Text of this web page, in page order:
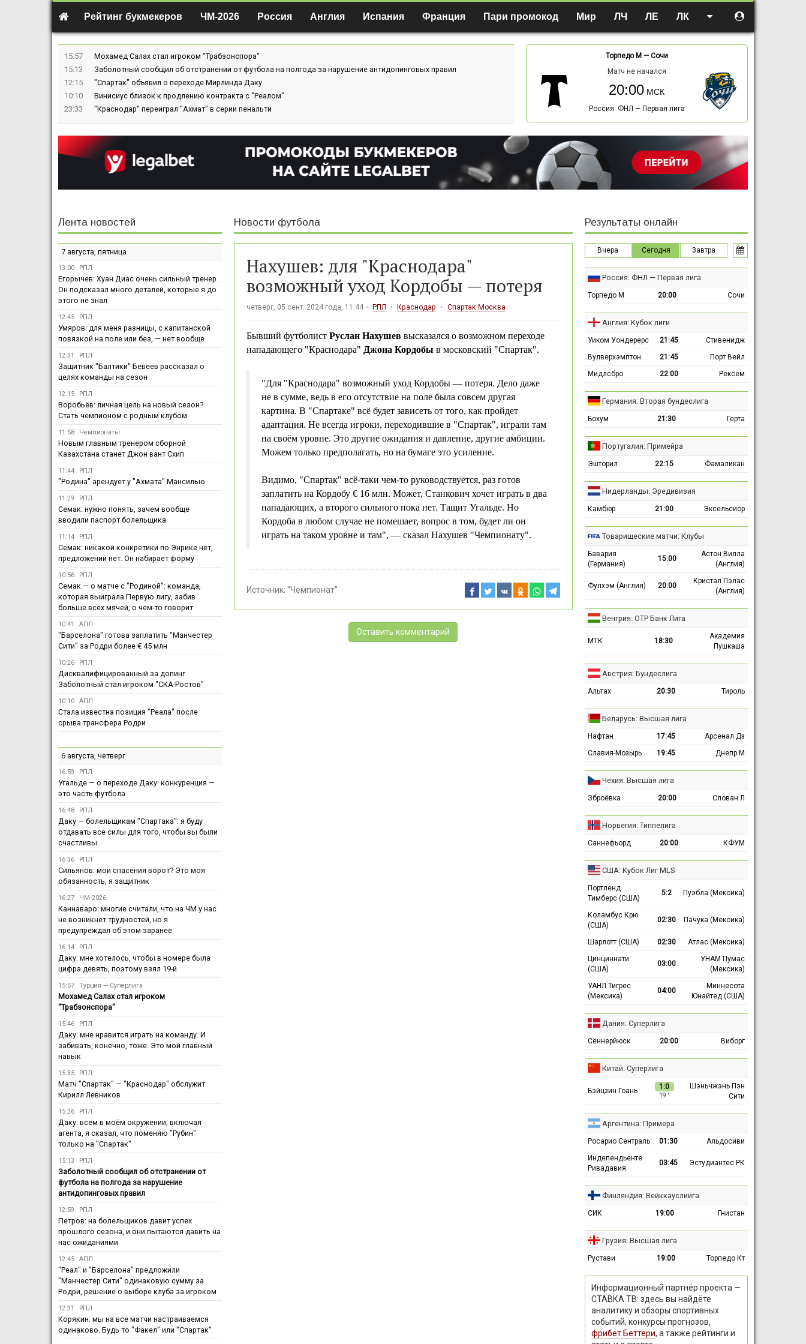
Рейтинг букмекеров ЧМ-2026 Россия Англия Испания Франция Пари промокод Мир ЛЧ ЛЕ ЛК
15:57
Мохамед Салах стал игроком "Трабзонспора"
15:13
Заболотный сообщил об отстранении от футбола на полгода за нарушение антидопинговых правил
12:15
"Спартак" объявил о переходе Мирлинда Даку
10:10
Винисиус близок к продлению контракта с "Реалом"
23:33
"Краснодар" переиграл "Ахмат" в серии пенальти
Торпедо М — Сочи
Матч не начался
20:00
Россия: ФНЛ — Первая лига
Новости футбола
Нахушев: для "Краснодара"
возможный уход Кордобы — потеря
четверг, 05 сент. 2024 года, 11:44 РПЛ Краснодар Спартак Москва
Бывший футболист Руслан Нахушеввысказался о возможном переходе
нападающего "Краснодара" Джона Кордобы в московский "Спартак".
"Для "Краснодара" возможный уход Кордобы — потеря. Дело даже
не в сумме, ведь в его отсутствие на поле была совсем другая
картина. В "Спартаке" всё будет зависеть от того, как пройдет
адаптация. Не всегда игроки, переходившие в "Спартак", играли там
на своём уровне. Это другие ожидания и давление, другие амбиции.
Можем только предполагать, но на бумаге это усиление.
Видимо, "Спартак" всё-таки чем-то руководствуется, раз готов
заплатить на Кордобу € 16 млн. Может, Станкович хочет играть в два
нападающих, а второго сильного пока нет. Тащит Угальде. Но
Кордоба в любом случае не помешает, вопрос в том, будет ли он
играть на таком уровне и там", — сказал Нахушев "Чемпионату".
Источник: "Чемпионат"
Оставить комментарий
Лента новостей
7 августа, пятница
13:00 РПЛ
Егорычев: Хуан Диас очень сильный тренер.
Он подсказал много деталей, которые я до
этого не знал
12:45 РПЛ
Умяров: для меня разницы, с капитанской
повязкой на поле или без, — нет вообще
12:31 РПЛ
Защитник "Балтики" Бевеев рассказал о
целях команды на сезон
12:15 РПЛ
Воробьёв: личная цель на новый сезон?
Стать чемпионом с родным клубом
11:58 Чемпионаты
Новым главным тренером сборной
Казахстана станет Джон вант Схип
11:44 РПЛ
"Родина" арендует у "Ахмата" Мансилью
11:29 РПЛ
Семак: нужно понять, зачем вообще
вводили паспорт болельщика
11:14 РПЛ
Семак: никакой конкретики по Энрике нет,
предложений нет. Он набирает форму
10:56 РПЛ
Семак — о матче с "Родиной": команда,
которая выиграла Первую лигу, забив
больше всех мячей, о чём-то говорит
10:41 АПЛ
"Барселона" готова заплатить "Манчестер
Сити" за Родри более € 45 млн
10:26 РПЛ
Дисквалифицированный за допинг
Заболотный стал игроком "СКА-Ростов"
10:10 АПЛ
Стала известна позиция "Реала" после
срыва трансфера Родри
6 августа, четверг
16:59 РПЛ
Угальде — о переходе Даку: конкуренция —
это часть футбола
16:48 РПЛ
Даку — болельщикам "Спартака": я буду
отдавать все силы для того, чтобы вы были
счастливы
16:36 РПЛ
Сильянов: мои спасения ворот? Это моя
обязанность, я защитник
16:27 ЧМ-2026
Каннаваро: многие считали, что на ЧМ у нас
не возникнет трудностей, но я
предупреждал об этом заранее
16:14 РПЛ
Даку: мне хотелось, чтобы в номере была
цифра девять, поэтому взял 19-й
15:57 Турция — Суперлига
Мохамед Салах стал игроком
"Трабзонспора"
15:46 РПЛ
Даку: мне нравится играть на команду. И
забивать, конечно, тоже. Это мой главный
навык
15:35 РПЛ
Матч "Спартак" — "Краснодар" обслужит
Кирилл Левников
15:26 РПЛ
Даку: всем в моём окружении, включая
агента, я сказал, что поменяю "Рубин"
только на "Спартак"
15:13 РПЛ
Заболотный сообщил об отстранении от
футбола на полгода за нарушение
антидопинговых правил
12:59 РПЛ
Петров: на болельщиков давит успех
прошлого сезона, и они пытаются давить на
нас ожиданиями
12:45 АПЛ
"Реал" и "Барселона" предложили
"Манчестер Сити" одинаковую сумму за
Родри, решение о выборе клуба за игроком
12:31 РПЛ
Корякин: мы на все матчи настраиваемся
одинаково. Будь то "Факел" или "Спартак"
Результаты онлайн
Вчера Сегодня Завтра
Россия: ФНЛ — Первая лига
Торпедо М 20:00 Сочи
Англия: Кубок лиги
Уиком Уондерерс 21:45
Стивенидж
Вулверхэмптон
21:45
Порт Вейл
Мидлсбро
22:00 Рексем
Германия: Вторая бундеслига
Бохум 21:30 Герта
Португалия: Примейра
Эшторил 22:15 Фамаликан
Нидерланды: Эредивизия
Камбюр 21:00 Эксельсиор
Товарищеские матчи: Клубы
Бавария
(Германия)
15:00
Астон Вилла
(Англия)
Фулхэм (Англия) 20:00
Кристал Пэлас
(Англия)
Венгрия: ОТР Банк Лига
МТК 18:30
Академия
Пушкаша
Австрия: Бундеслига
Альтах 20:30 Тироль
Беларусь: Высшая лига
Нафтан 17:45
Арсенал Дз
Славия-Мозырь
19:45 Днепр М
Чехия: Высшая лига
Зброёвка 20:00 Слован Л
Норвегия: Типпелига
Саннефьорд 20:00 КФУМ
США: Кубок Лиг MLS
Портленд
Тимберс (США)
5:2 Пуэбла (Мексика)
Коламбус Крю
(США)
02:30 Пачука (Мексика)
Шарлотт (США) 02:30
Атлас (Мексика)
Цинциннати
(США)
03:00
УНАМ Пумас
(Мексика)
УАНЛ Тигрес
(Мексика)
04:00
Миннесота
Юнайтед (США)
Дания: Суперлига
Сённерйюск 20:00 Виборг
Китай: Суперлига
Бэйцзин Гоань 1:0
19 ′
Шэньчжэнь Пэн
Сити
Аргентина: Примера
Росарио Сентраль 01:30
Альдосиви
Индепендьенте
Ривадавия
03:45 Эстудиантес РК
Финляндия: Вейккауслиига
СИК 19:00 Гнистан
Грузия: Высшая лига
Рустави 19:00 Торпедо Кт
Информационный партнёр проекта —
СТАВКА ТВ: здесь вы найдёте
аналитику и обзоры спортивных
событий, конкурсы прогнозов,
фрибет Беттери, а также рейтинги и